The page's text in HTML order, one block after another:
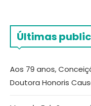
Últimas
Aos 79 anos,
Doutora Honoris